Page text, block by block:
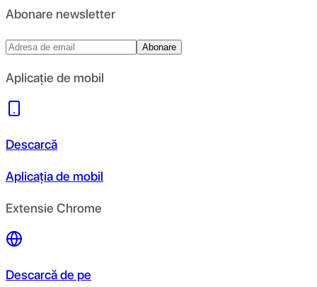
Abonare newsletter
Abonare
Aplicație de mobil
Descarcă
Aplicația de mobil
Extensie Chrome
Descarcă de pe